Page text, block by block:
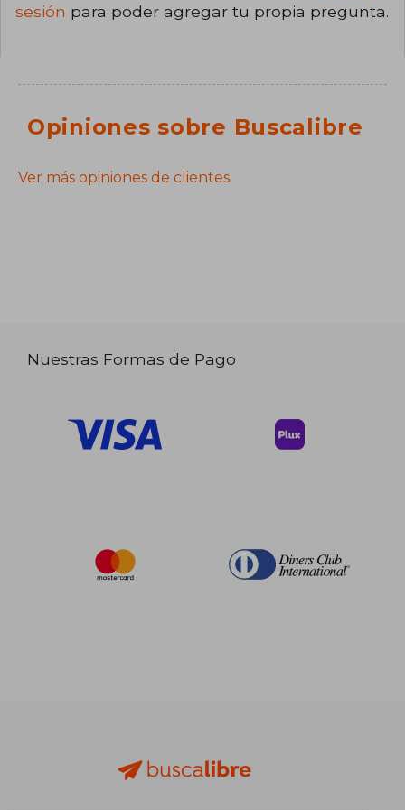
sesión para poder agregar tu propia pregunta.
Opiniones sobre Buscalibre
Ver más opiniones de clientes
Nuestras Formas de Pago